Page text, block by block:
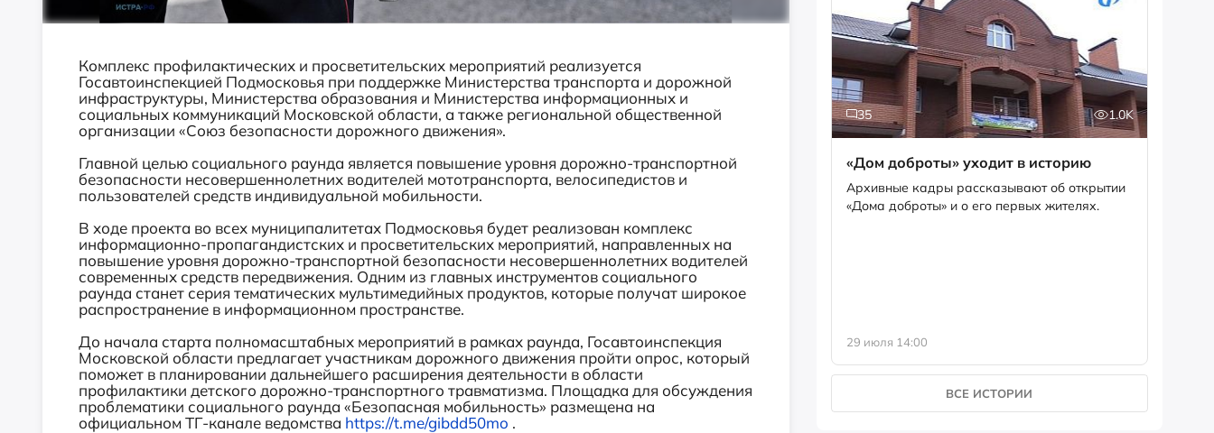
Комплекс профилактических и просветительских мероприятий реализуется
Госавтоинспекцией Подмосковья при поддержке Министерства транспорта и дорожной
инфраструктуры, Министерства образования и Министерства информационных и
социальных коммуникаций Московской области, а также региональной общественной
организации «Союз безопасности дорожного движения».
Главной целью социального раунда является повышение уровня дорожно-транспортной
безопасности несовершеннолетних водителей мототранспорта, велосипедистов и
пользователей средств индивидуальной мобильности.
В ходе проекта во всех муниципалитетах Подмосковья будет реализован комплекс
информационно-пропагандистских и просветительских мероприятий, направленных на
повышение уровня дорожно-транспортной безопасности несовершеннолетних водителей
современных средств передвижения. Одним из главных инструментов социального
раунда станет серия тематических мультимедийных продуктов, которые получат широкое
распространение в информационном пространстве.
До начала старта полномасштабных мероприятий в рамках раунда, Госавтоинспекция
Московской области предлагает участникам дорожного движения пройти опрос, который
поможет в планировании дальнейшего расширения деятельности в области
профилактики детского дорожно-транспортного травматизма. Площадка для обсуждения
проблематики социального раунда «Безопасная мобильность» размещена на
официальном ТГ-канале ведомства https://t.me/gibdd50mo .
35 1.0K
«Дом доброты» уходит в историю
Архивные кадры рассказывают об открытии
«Дома доброты» и о его первых жителях.
29 июля 14:00
ВСЕ ИСТОРИИ